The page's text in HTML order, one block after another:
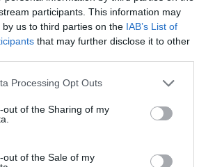
participants. This information may
us to third parties on the IAB’s List of
that may further disclose it to other
Processing Opt Outs
out of the Sharing of my
out of the Sale of my
medidas de X a la hora de
la nueva Ley de
europea. Breton le dice que
"medidas de mitigación
y efectivas para hacer frente a
la seguridad pública y el discurso
de la desinformación". Según la
europea, las empresas digitales
en 24 horas a cualquier